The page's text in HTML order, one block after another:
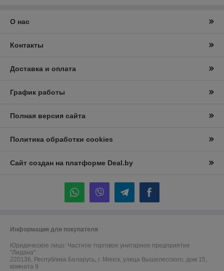
О нас
Контакты
Доставка и оплата
График работы
Полная версия сайта
Политика обработки cookies
Сайт создан на платформе Deal.by
Информация для покупателя
Юридическое лицо: Частное торговое унитарное предприятие
"Лидана"
220136, Республика Беларусь, г. Минск, улица Вышелесского, дом 15,
комната 9